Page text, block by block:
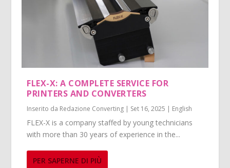
FLEX-X: A COMPLETE SERVICE FOR
PRINTERS AND CONVERTERS
Inserito da Redazione Converting | Set 16, 2025 | English
FLEX-X is a company staffed by young technicians
with more than 30 years of experience in the...
PER SAPERNE DI PIÙ